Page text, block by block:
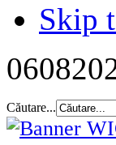
Skip
0608
Căutare...